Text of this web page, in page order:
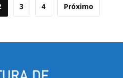
3 4 Próximo